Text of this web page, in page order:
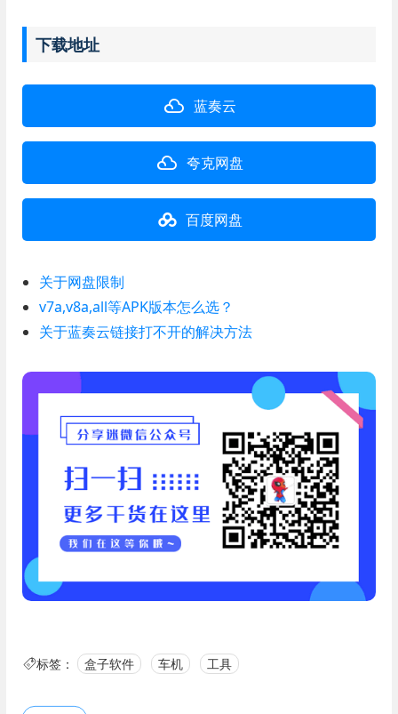
下载地址
蓝奏云
夸克网盘
百度网盘
关于网盘限制
v7a,v8a,all等APK版本怎么选？
关于蓝奏云链接打不开的解决方法
标签： 盒子软件 车机 工具